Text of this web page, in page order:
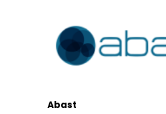
Abast